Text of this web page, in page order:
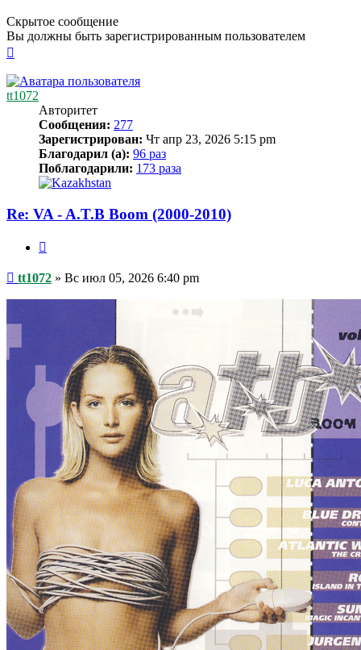
Скрытое сообщение
Вы должны быть зарегистрированным пользователем
началу
tt1072
Авторитет
Сообщения: 277
Зарегистрирован: Чт апр 23, 2026 5:15 pm
Благодарил (а): 96 раз
Поблагодарили: 173 раза
Re: VA - A.T.B Boom (2000-2010)
Сообщение
tt1072 » Вс июл 05, 2026 6:40 pm